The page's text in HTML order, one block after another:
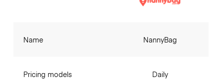
Name
Pricing models
NannyBag
Daily